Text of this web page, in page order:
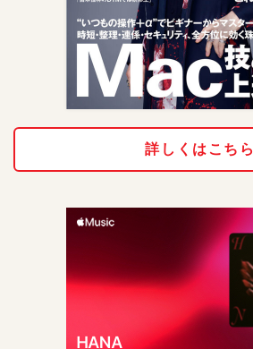
詳しくはこちら